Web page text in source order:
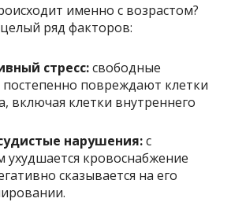
именно с возрастом?
ряд факторов:
стресс:свободные
повреждают клетки
включая клетки внутреннего
нарушения:с
ухудшается кровоснабжение
сказывается на его